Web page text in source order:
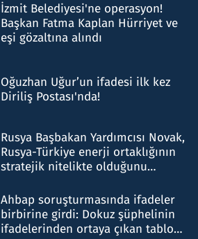
İzmit Belediyesi'ne operasyon!
Başkan Fatma Kaplan Hürriyet ve
eşi gözaltına alındı
Oğuzhan Uğur’un ifadesi ilk kez
Diriliş Postası'nda!
Rusya Başbakan Yardımcısı Novak,
Rusya-Türkiye enerji ortaklığının
stratejik nitelikte olduğunu
Ahbap soruşturmasında ifadeler
birbirine girdi: Dokuz şüphelinin
ifadelerinden ortaya çıkan tablo